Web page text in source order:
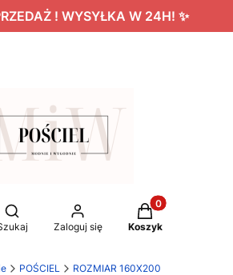
! WYSYŁKA W 24H! ✨
Otwórz wyszukiwarkę
Zaloguj się
Produkty w
Koszyk
POŚCIEL ROZMIAR 160X200